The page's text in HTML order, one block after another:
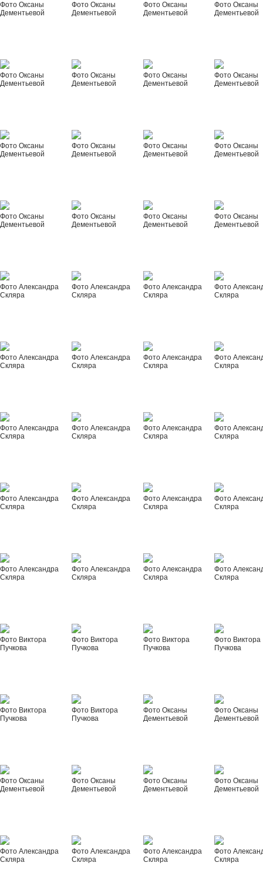
Фото Оксаны
Дементьевой
Фото Оксаны
Дементьевой
Фото Оксаны
Дементьевой
Фото Оксаны
Дементьевой
Фото Оксаны
Дементьевой
Фото Оксаны
Дементьевой
Фото Оксаны
Дементьевой
Фото Оксаны
Дементьевой
Фото Оксаны
Дементьевой
Фото Оксаны
Дементьевой
Фото Оксаны
Дементьевой
Фото Оксаны
Дементьевой
Фото Оксаны
Дементьевой
Фото Оксаны
Дементьевой
Фото Оксаны
Дементьевой
Фото Оксаны
Дементьевой
Фото Александра
Скляра
Фото Александра
Скляра
Фото Александра
Скляра
Фото
Скляра
Фото Александра
Скляра
Фото Александра
Скляра
Фото Александра
Скляра
Фото
Скляра
Фото Александра
Скляра
Фото Александра
Скляра
Фото Александра
Скляра
Фото
Скляра
Фото Александра
Скляра
Фото Александра
Скляра
Фото Александра
Скляра
Фото
Скляра
Фото Александра
Скляра
Фото Александра
Скляра
Фото Александра
Скляра
Фото
Скляра
Фото Виктора
Пучкова
Фото Виктора
Пучкова
Фото Виктора
Пучкова
Фото Виктора
Пучкова
Фото Виктора
Пучкова
Фото Виктора
Пучкова
Фото Оксаны
Дементьевой
Фото Оксаны
Дементьевой
Фото Оксаны
Дементьевой
Фото Оксаны
Дементьевой
Фото Оксаны
Дементьевой
Фото Оксаны
Дементьевой
Фото Александра
Скляра
Фото Александра
Скляра
Фото Александра
Скляра
Фото
Скляра